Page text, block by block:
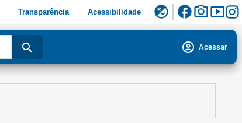
Transparência Acessibilidade flaky facebookphoto_camerasmart_display
search account_circle Acessar